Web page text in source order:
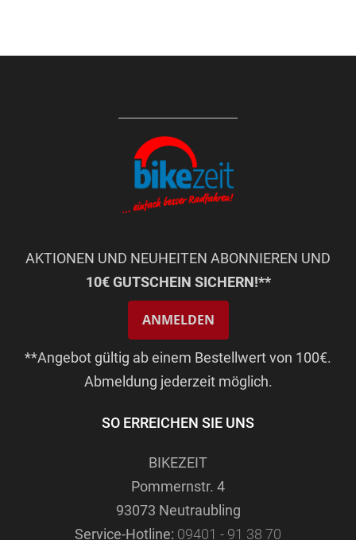
AKTIONEN UND NEUHEITEN ABONNIEREN UND
10€ GUTSCHEIN SICHERN!**
ANMELDEN
**Angebot gültig ab einem Bestellwert von 100€.
Abmeldung jederzeit möglich.
SO ERREICHEN SIE UNS
BIKEZEIT
Pommernstr. 4
93073 Neutraubling
Service-Hotline: 09401 - 91 38 70